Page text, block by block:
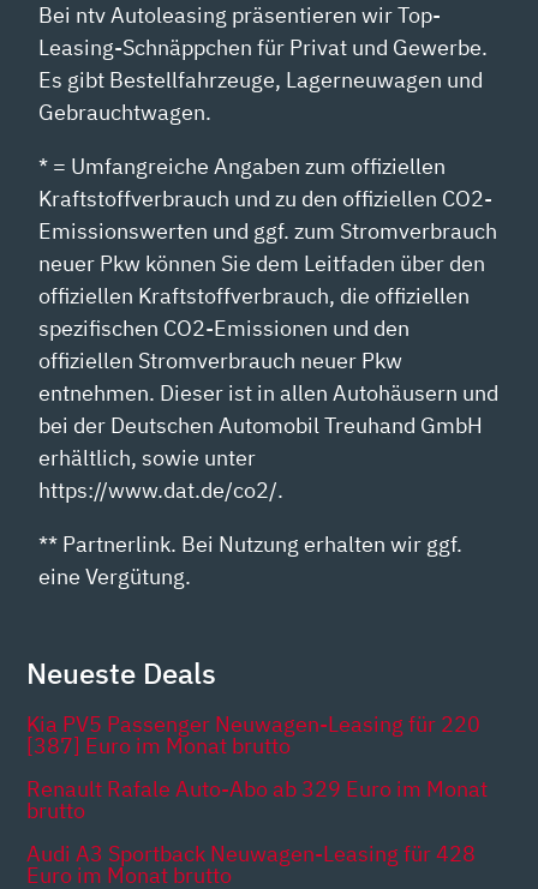
Bei ntv Autoleasing präsentieren wir Top-
Leasing-Schnäppchen für Privat und Gewerbe.
Es gibt Bestellfahrzeuge, Lagerneuwagen und
Gebrauchtwagen.
* = Umfangreiche Angaben zum offiziellen
Kraftstoffverbrauch und zu den offiziellen CO2-
Emissionswerten und ggf. zum Stromverbrauch
neuer Pkw können Sie dem Leitfaden über den
offiziellen Kraftstoffverbrauch, die offiziellen
spezifischen CO2-Emissionen und den
offiziellen Stromverbrauch neuer Pkw
entnehmen. Dieser ist in allen Autohäusern und
bei der Deutschen Automobil Treuhand GmbH
erhältlich, sowie unter
https://www.dat.de/co2/.
** Partnerlink. Bei Nutzung erhalten wir ggf.
eine Vergütung.
Neueste Deals
Kia PV5 Passenger Neuwagen-Leasing für 220
[387] Euro im Monat brutto
Renault Rafale Auto-Abo ab 329 Euro im Monat
brutto
Audi A3 Sportback Neuwagen-Leasing für 428
Euro im Monat brutto